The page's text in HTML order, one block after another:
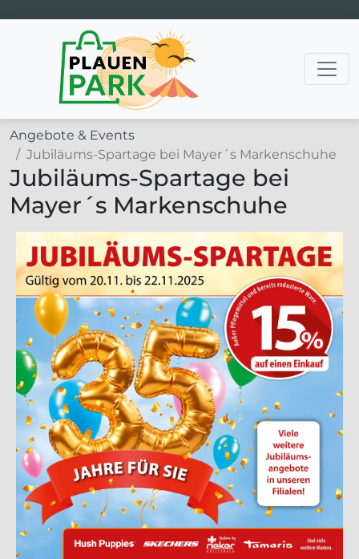
Hauptnavigation
Angebote & Events
Jubiläums-Spartage bei Mayer´s Markenschuhe
Jubiläums-Spartage bei
Mayer´s Markenschuhe